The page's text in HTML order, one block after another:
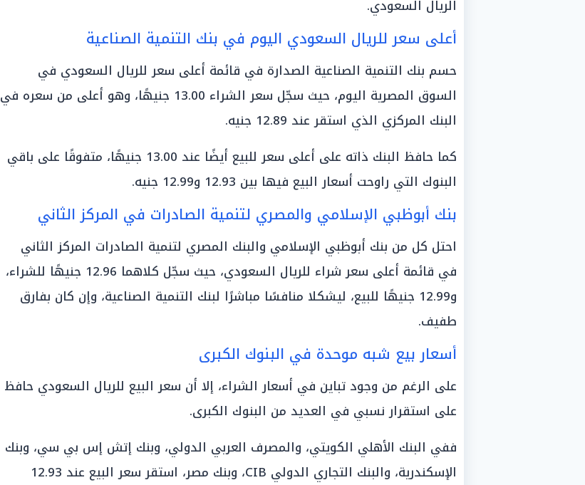
الريال السعودي.
أعلى سعر للريال السعودي اليوم في بنك التنمية الصناعية
حسم بنك التنمية الصناعية الصدارة في قائمة أعلى سعر للريال السعودي في
السوق المصرية اليوم، حيث سجّل سعر الشراء 13.00 جنيهًا، وهو أعلى من سعره في
البنك المركزي الذي استقر عند 12.89 جنيه.
كما حافظ البنك ذاته على أعلى سعر للبيع أيضًا عند 13.00 جنيهًا، متفوقًا على باقي
البنوك التي راوحت أسعار البيع فيها بين 12.93 و12.99 جنيه.
بنك أبوظبي الإسلامي والمصري لتنمية الصادرات في المركز الثاني
احتل كل من بنك أبوظبي الإسلامي والبنك المصري لتنمية الصادرات المركز الثاني
في قائمة أعلى سعر شراء للريال السعودي، حيث سجّل كلاهما 12.96 جنيهًا للشراء،
و12.99 جنيهًا للبيع، ليشكلا منافسًا مباشرًا لبنك التنمية الصناعية، وإن كان بفارق
طفيف.
أسعار بيع شبه موحدة في البنوك الكبرى
على الرغم من وجود تباين في أسعار الشراء، إلا أن سعر البيع للريال السعودي حافظ
على استقرار نسبي في العديد من البنوك الكبرى.
ففي البنك الأهلي الكويتي، والمصرف العربي الدولي، وبنك إتش إس بي سي، وبنك
الإسكندرية، والبنك التجاري الدولي CIB، وبنك مصر، استقر سعر البيع عند 12.93